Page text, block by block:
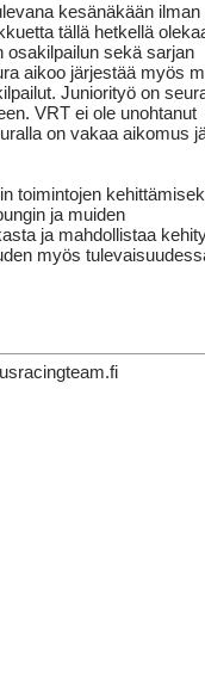
kesänäkään ilman
tällä hetkellä
osakilpailun sekä sarjan
aikoo järjestää myös
Juniorityö on
VRT ei ole unohtanut
on vakaa aikomus
toimintojen
ja muiden
ja mahdollistaa
myös